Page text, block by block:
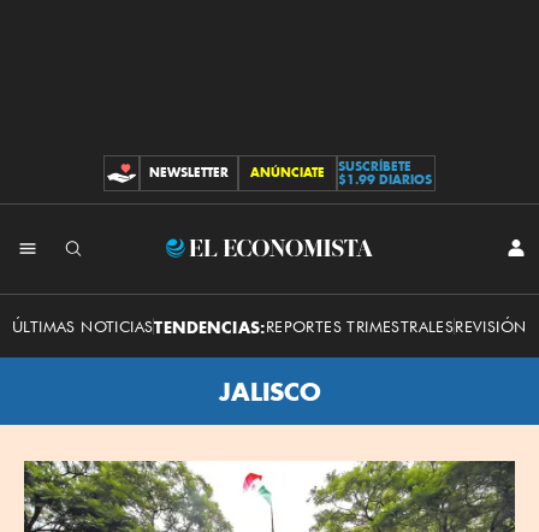
CONTRIBUCIONES
NEWSLETTER ANÚNCIATE
SUSCRÍBETE
$1.99 DIARIOS
El
Economista
ÚLTIMAS NOTICIASTENDENCIAS:REPORTES TRIMESTRALESREVISIÓN
JALISCO